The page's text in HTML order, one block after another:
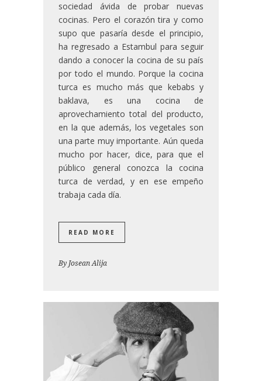
sociedad ávida de probar nuevas
cocinas. Pero el corazón tira y como
supo que pasaría desde el principio,
ha regresado a Estambul para seguir
dando a conocer la cocina de su país
por todo el mundo. Porque la cocina
turca es mucho más que kebabs y
baklava, es una cocina de
aprovechamiento total del producto,
en la que además, los vegetales son
una parte muy importante. Aún queda
mucho por hacer, dice, para que el
público general conozca la cocina
turca de verdad, y en ese empeño
trabaja cada día.
READ MORE
By Josean Alija